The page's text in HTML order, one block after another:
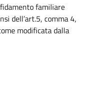
familiare
dell’art.5, comma 4,
modificata dalla